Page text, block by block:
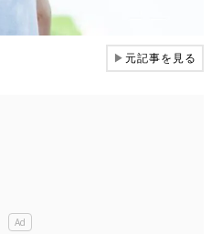
▶元記事を見る